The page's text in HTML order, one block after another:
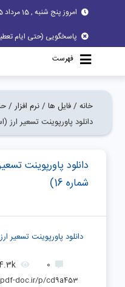
امروز پنج شنبه , 15 مرداد 1405
پاسخگویی (حتی ایام
فهرست
خانه / فایل ها / نرم افزار /
دانلود پاورپوینت تسعير ارز
دانلود پاورپوینت
شماره 16)
دانلود پاورپوینت تسعير
0
doc.ir/p/cd9a453